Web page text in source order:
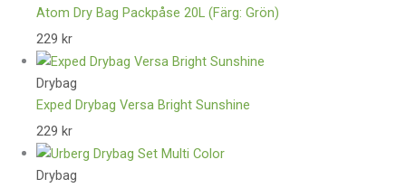
Atom Dry Bag Packpåse 20L (Färg: Grön)
229 kr
Drybag
Exped Drybag Versa Bright Sunshine
229 kr
Drybag